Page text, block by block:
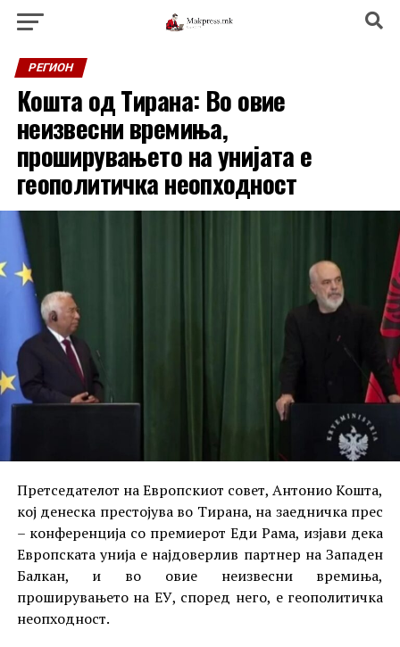
РЕГИОН
Кошта од Тирана: Во овие
неизвесни времиња,
проширувањето на унијата е
геополитичка неопходност
Претседателот на Европскиот совет, Антонио Кошта,
кој денеска престојува во Тирана, на заедничка прес
– конференција со премиерот Еди Рама, изјави дека
Европската унија е најдоверлив партнер на Западен
Балкан, и во овие неизвесни времиња,
проширувањето на ЕУ, според него, е геополитичка
неопходност.